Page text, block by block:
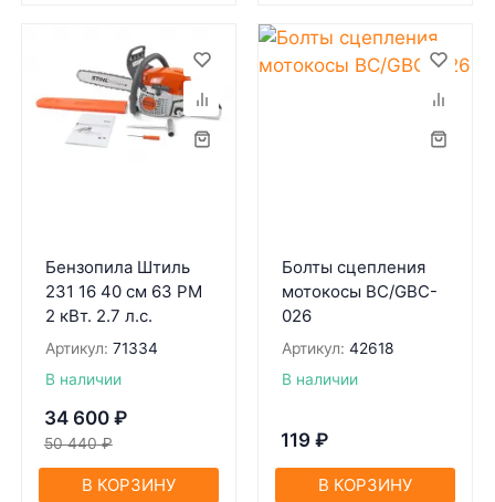
Бензопила Штиль
231 16 40 см 63 РМ
2 кВт. 2.7 л.с.
Артикул: 71334
В наличии
34 600 ₽
50 440 ₽
В КОРЗИНУ
Болты сцепления
мотокосы BC/GBC-
026
Артикул: 42618
В наличии
119 ₽
В КОРЗИНУ